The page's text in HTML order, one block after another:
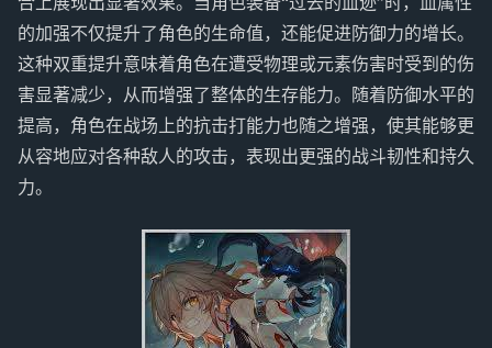
的加强不仅提升了角色的生命值，还能促进防御力的增长。
这种双重提升意味着角色在遭受物理或元素伤害时受到的伤
害显著减少，从而增强了整体的生存能力。随着防御水平的
提高，角色在战场上的抗击打能力也随之增强，使其能够更
从容地应对各种敌人的攻击，表现出更强的战斗韧性和持久
力。